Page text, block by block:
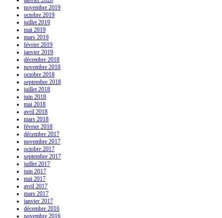
novembre 2019
octobre 2019
juillet 2019
mai 2019
mars 2019
février 2019
janvier 2019
décembre 2018
novembre 2018
octobre 2018
septembre 2018
juillet 2018
juin 2018
mai 2018
avril 2018
mars 2018
février 2018
décembre 2017
novembre 2017
octobre 2017
septembre 2017
juillet 2017
juin 2017
mai 2017
avril 2017
mars 2017
janvier 2017
décembre 2016
novembre 2016